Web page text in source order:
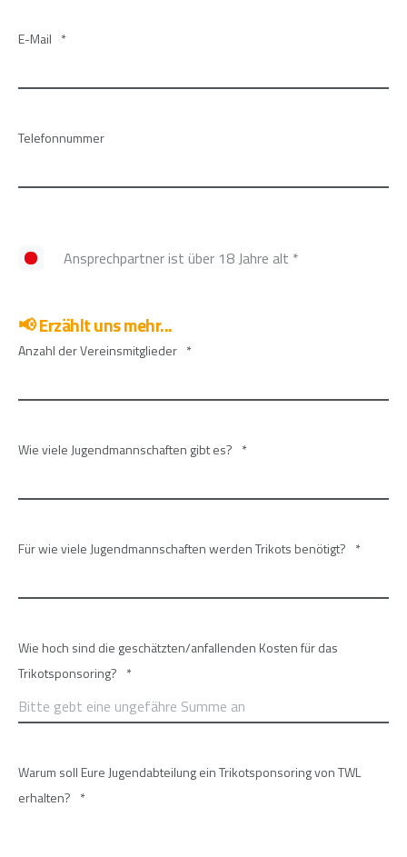
E-Mail *
Telefonnummer
Ansprechpartner ist über 18 Jahre alt *
📢 Erzählt uns mehr...
Anzahl der Vereinsmitglieder *
Wie viele Jugendmannschaften gibt es? *
Für wie viele Jugendmannschaften werden Trikots benötigt? *
Wie hoch sind die geschätzten/anfallenden Kosten für das
Trikotsponsoring? *
Warum soll Eure Jugendabteilung ein Trikotsponsoring von TWL
erhalten? *